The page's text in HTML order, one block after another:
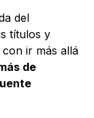
del
títulos y
ir más allá
de